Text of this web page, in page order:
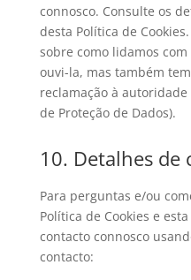
connosco. Consulte os
desta Política de
sobre como lidamos
ouvi-la, mas também
reclamação à
de Proteção de Dados).
10. Detalhes de
Para perguntas e/ou
Política de Cookies e
contacto connosco
contacto: